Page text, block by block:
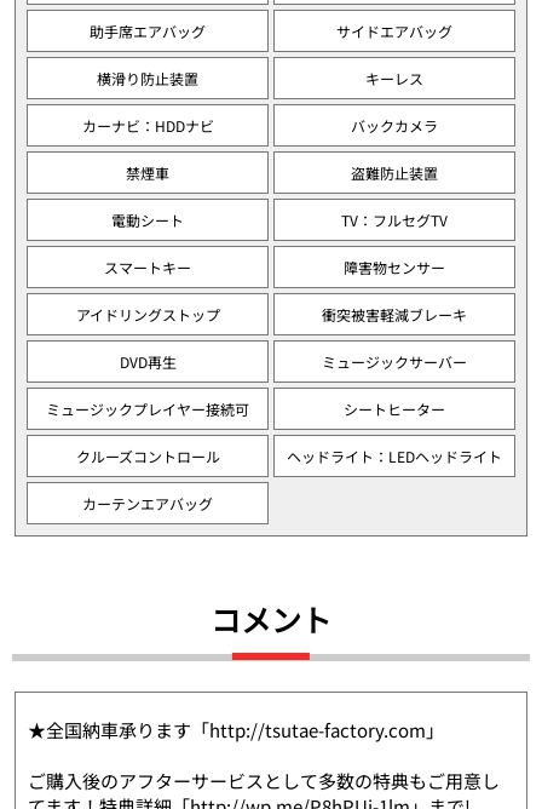
助手席エアバッグ サイドエアバッグ
横滑り防止装置 キーレス
カーナビ：HDDナビ バックカメラ
禁煙車 盗難防止装置
電動シート TV：フルセグTV
スマートキー 障害物センサー
アイドリングストップ 衝突被害軽減ブレーキ
DVD再生 ミュージックサーバー
ミュージックプレイヤー接続可 シートヒーター
クルーズコントロール ヘッドライト：LEDヘッドライト
カーテンエアバッグ
コメント
★全国納車承ります「http://tsutae-factory.com」
ご購入後のアフターサービスとして多数の特典もご用意し